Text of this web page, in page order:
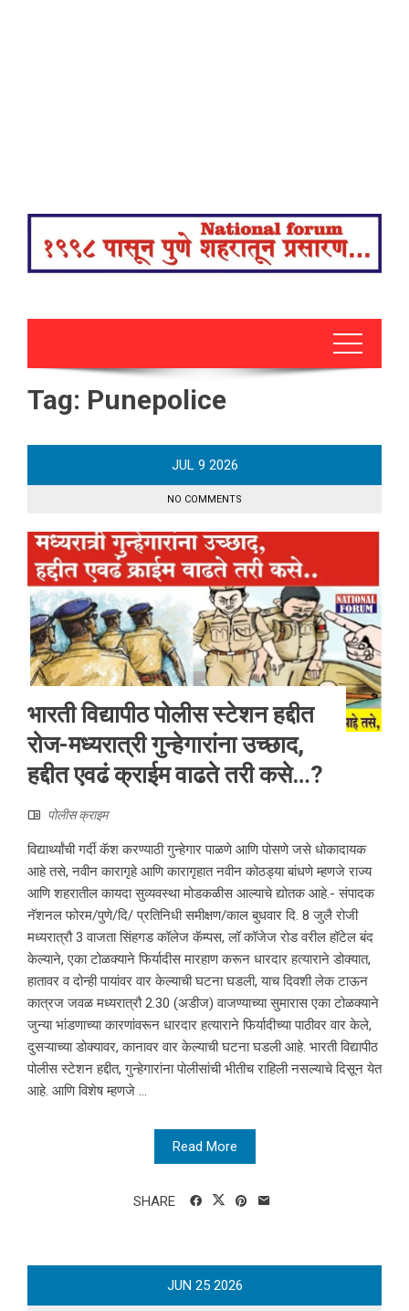
Tag: Punepolice
JUL 9 2026
NO COMMENTS
भारती विद्यापीठ पोलीस स्टेशन हद्दीत
रोज-मध्यरात्री गुन्हेगारांना उच्छाद,
हद्दीत एवढं क्राईम वाढते तरी कसे…?
पोलीस क्राइम
विद्यार्थ्यांची गर्दी कॅश करण्याठी गुन्हेगार पाळणे आणि पोसणे जसे धोकादायक
आहे तसे, नवीन कारागृहे आणि कारागृहात नवीन कोठड्या बांधणे म्हणजे राज्य
आणि शहरातील कायदा सुव्यवस्था मोडकळीस आल्याचे द्योतक आहे.- संपादक
नॅशनल फोरम/पुणे/दि/ प्रतिनिधी समीक्षण/काल बुधवार दि. 8 जुलै रोजी
मध्यरात्रौ 3 वाजता सिंहगड कॉलेज कॅम्पस, लॉ कॉजेज रोड वरील हॉटेल बंद
केल्याने, एका टोळक्याने फिर्यादीस मारहाण करून धारदार हत्याराने डोक्यात,
हातावर व दोन्ही पायांवर वार केल्याची घटना घडली, याच दिवशी लेक टाऊन
कात्रज जवळ मध्यरात्रौ 2.30 (अडीज) वाजण्याच्या सुमारास एका टोळक्याने
जुन्या भांडणाच्या कारणांवरून धारदार हत्याराने फिर्यादीच्या पाठीवर वार केले,
दुसऱ्याच्या डोक्यावर, कानावर वार केल्याची घटना घडली आहे. भारती विद्यापीठ
पोलीस स्टेशन हद्दीत, गुन्हेगारांना पोलीसांची भीतीच राहिली नसल्याचे दिसून येत
आहे. आणि विशेष म्हणजे ...
Read More
SHARE
JUN 25 2026